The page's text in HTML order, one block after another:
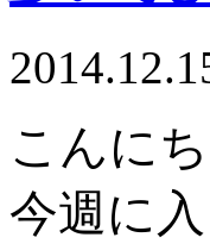
こんに
今週に